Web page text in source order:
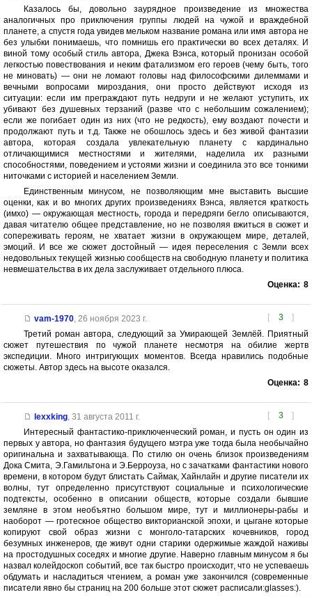
Казалось бы, довольно заурядное произведение из множества
аналогичных про приключения группы людей на чужой и враждебной
планете, а спустя года увидев мельком название романа или имя автора не
без улыбки понимаешь, что помнишь его практически во всех деталях. И
виной тому особый стиль автора, Джека Вэнса, который пронизан особой
легкостью повествования и неким фатализмом его героев (чему быть, того
не миновать) — они не ломают головы над философскими дилеммами и
вечными вопросами мироздания, они просто действуют исходя из
ситуации: если им преграждают путь недруги и не желают уступить, их
убивают без душевных терзаний (разве что с небольшим сожалением);
если же погибает один из них (что не редкость), ему воздают почести и
продолжают путь и т.д. Также не обошлось здесь и без живой фантазии
автора, которая создала увлекательную планету с кардинально
отличающимися местностями и жителями, наделила их разными
способностями, поведением и устоями жизни и соединила это все тонкими
ниточками с историей и населением Земли.
Единственным минусом, не позволяющим мне выставить высшие
оценки, как и во многих других произведениях Вэнса, является краткость
(имхо) — окружающая местность, города и передряги бегло описываются,
давая читателю общее представление, но не позволяя вжиться в сюжет и
сопереживать героям, не хватает жизни в окружающем мире, деталей,
эмоций. И все же сюжет достойный — идея переселения с Земли всех
недовольных текущей жизнью сообществ на свободную планету и политика
невмешательства в их дела заслуживает отдельного плюса.
Оценка: 8
[ 3 ]
vam-1970, 26 ноября 2023 г.
Третий роман автора, следующий за Умирающей Землёй. Приятный
сюжет путешествия по чужой планете несмотря на обилие жертв
экспедиции. Много интригующих моментов. Всегда нравились подобные
сюжеты. Автор здесь на высоте оказался.
Оценка: 8
[ 3 ]
lexxking, 31 августа 2011 г.
Интересный фантастико-приключенческий роман, и пусть он один из
первых у автора, но фантазия будущего мэтра уже тогда была необычайно
оригинальна и захватывающа. По стилю он очень близок произведениям
Дока Смита, Э.Гамильтона и Э.Берроуза, но с зачатками фантастики нового
времени, в котором будут блистать Саймак, Хайнлайн и другие писатели их
волны, тут определенно присутствуют социальные и психологические
подтексты, особенно в описании обществ, которые создали бывшие
земляне в этом необъятно большом мире, тут и миллионеры-рабы и
наоборот — гротескное общество викторианской эпохи, и цыгане которые
копируют свой образ жизни с монголо-татарских кочевников, город
безумных инженеров, где живут одни старики одержимые жаждой наживы
на простодушных соседях и многие другие. Наверно главным минусом я бы
назвал колейдоскоп событий, все так быстро происходит, что не успеваешь
обдумать и насладиться чтением, а роман уже закончился (современные
писатели явно бы страниц на 200 больше этот сюжет расписали:glasses:).